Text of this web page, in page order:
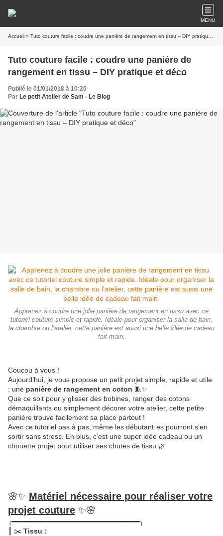
MENU
Accueil » Tuto couture facile : coudre une panière de rangement en tissu – DIY pratique et déco
Tuto couture facile : coudre une panière de
rangement en tissu – DIY pratique et déco
Publié le 01/01/2018 à 10:20
Par Le petit Atelier de Sam - Le Blog
Apprenez à coudre une jolie panière de rangement en tissu avec ce
tutoriel couture simple et rapide. Idéale pour organiser la salle de bain,
la chambre ou l’atelier, cette panière est aussi une belle idée de cadeau
fait main.
Coucou à vous !
Aujourd’hui, je vous propose un petit projet simple, rapide et utile
: une panière de rangement en coton 🧵✨
Que ce soit pour y glisser des bobines, ranger des cotons
démaquillants ou simplement décorer votre atelier, cette petite
panière trouve facilement sa place partout !
Avec ce tutoriel pas à pas, même les débutant·es pourront s’en
sortir sans stress. En plus, c’est une super idée cadeau ou un
chouette projet pour utiliser ses chutes de tissu 🌿
🌸✨ Matériel nécessaire pour réaliser votre
projet couture ✨🌸
╭━━━━━━━━━━━━━━━━━━━━━━━━━━━━━━━━╮
┃ ✂️ Tissu :